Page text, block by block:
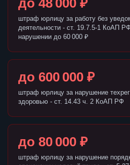
до 48 000 ₽
штраф юрлицу за работу без
деятельности - ст. 19.7.5-1 КоАП
нарушении до 60 000 ₽
до 600 000 ₽
штраф юрлицу за нарушение
здоровью - ст. 14.43 ч. 2 КоАП РФ
до 80 000 ₽
штраф юрлицу за нарушение